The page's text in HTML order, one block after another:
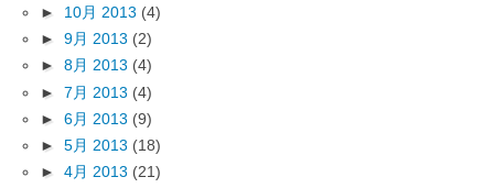
► 10月 2013 (4)
► 9月 2013 (2)
► 8月 2013 (4)
► 7月 2013 (4)
► 6月 2013 (9)
► 5月 2013 (18)
► 4月 2013 (21)